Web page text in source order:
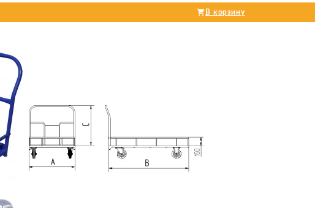
В корзину